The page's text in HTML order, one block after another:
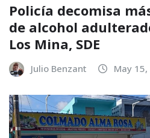
Policía decomisa
de alcohol
Los Mina, SDE
Julio Benzant May